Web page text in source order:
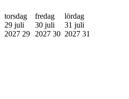
torsdag
29 juli
2027 29
fredag
30 juli
2027 30
lördag
31 juli
2027 31